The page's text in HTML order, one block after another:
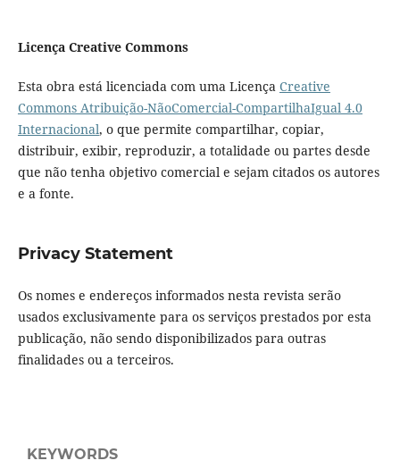
Licença Creative Commons
Esta obra está licenciada com uma Licença Creative
Commons Atribuição-NãoComercial-CompartilhaIgual 4.0
Internacional, o que permite compartilhar, copiar,
distribuir, exibir, reproduzir, a totalidade ou partes desde
que não tenha objetivo comercial e sejam citados os autores
e a fonte.
Privacy Statement
Os nomes e endereços informados nesta revista serão
usados exclusivamente para os serviços prestados por esta
publicação, não sendo disponibilizados para outras
finalidades ou a terceiros.
KEYWORDS